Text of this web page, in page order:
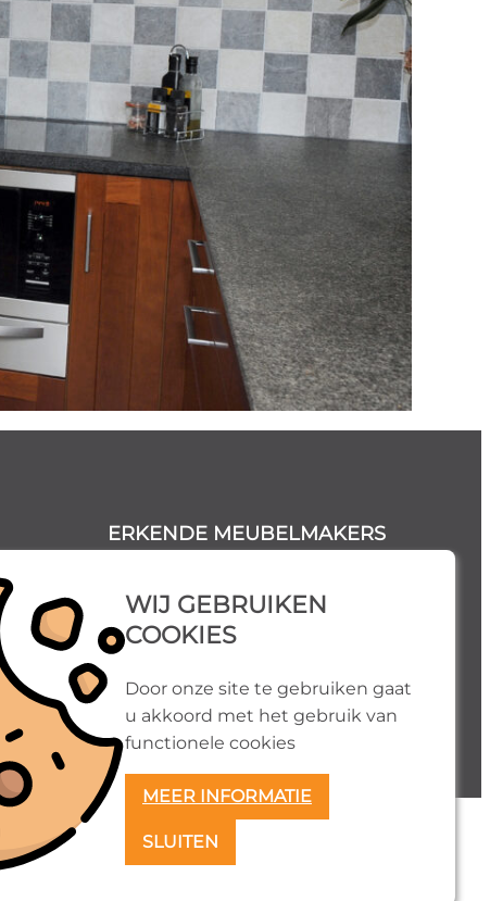
ERKENDE MEUBELMAKERS
WIJ GEBRUIKEN
COOKIES
Door onze site te gebruiken gaat
u akkoord met het gebruik van
functionele cookies
MEER INFORMATIE
SLUITEN